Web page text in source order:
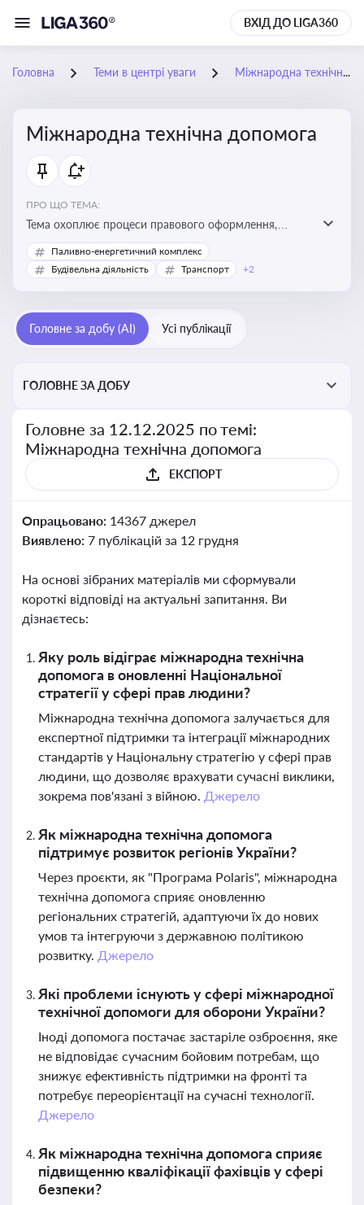
ВХІД ДО LIGA360
Головна Теми в центрі уваги Міжнародна технічна допомога
Міжнародна технічна допомога
ПРО ЩО ТЕМА:
Тема охоплює процеси правового оформлення,
адміністрування і контролю технічної допомоги, що
надається Україні з-за кордону, і є критично
Паливно-енергетичний комплекс
Будівельна діяльність
Транспорт +2
Головне за добу (AI) Усі публікації
ГОЛОВНЕ ЗА ДОБУ
Головне за 12.12.2025 по темі:
Міжнародна технічна допомога
ЕКСПОРТ
Опрацьовано: 14367 джерел
Виявлено: 7 публікацій за 12 грудня
На основі зібраних матеріалів ми сформували
короткі відповіді на актуальні запитання. Ви
дізнаєтесь:
Яку роль відіграє міжнародна технічна
допомога в оновленні Національної
стратегії у сфері прав людини?
Міжнародна технічна допомога залучається для
експертної підтримки та інтеграції міжнародних
стандартів у Національну стратегію у сфері прав
людини, що дозволяє врахувати сучасні виклики,
зокрема пов'язані з війною. Джерело
Як міжнародна технічна допомога
підтримує розвиток регіонів України?
Через проєкти, як "Програма Polaris", міжнародна
технічна допомога сприяє оновленню
регіональних стратегій, адаптуючи їх до нових
умов та інтегруючи з державною політикою
розвитку. Джерело
Які проблеми існують у сфері міжнародної
технічної допомоги для оборони України?
Іноді допомога постачає застаріле озброєння, яке
не відповідає сучасним бойовим потребам, що
знижує ефективність підтримки на фронті та
потребує переорієнтації на сучасні технології.
Джерело
Як міжнародна технічна допомога сприяє
підвищенню кваліфікації фахівців у сфері
безпеки?